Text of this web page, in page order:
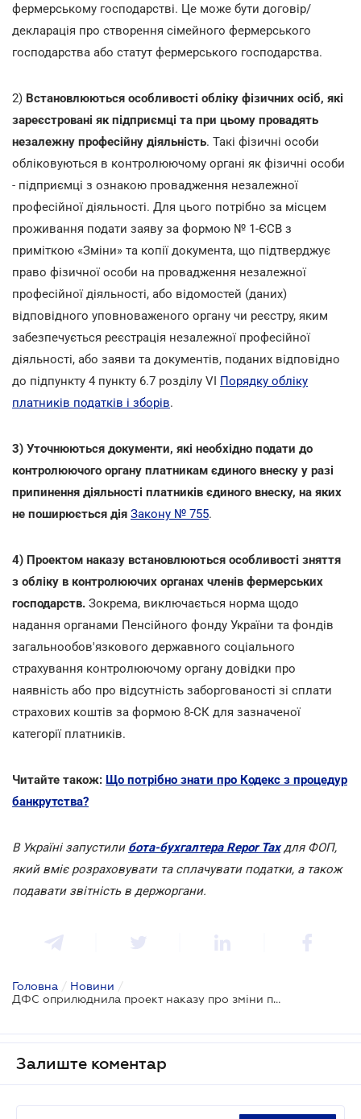
фермерському господарстві. Це може бути договір/
декларація про створення сімейного фермерського
господарства або статут фермерського господарства.
2) Встановлюються особливості обліку фізичних осіб, які
зареєстровані як підприємці та при цьому провадять
незалежну професійну діяльність. Такі фізичні особи
обліковуються в контролюючому органі як фізичні особи
- підприємці з ознакою провадження незалежної
професійної діяльності. Для цього потрібно за місцем
проживання подати заяву за формою № 1-ЄСВ з
приміткою «Зміни» та копії документа, що підтверджує
право фізичної особи на провадження незалежної
професійної діяльності, або відомостей (даних)
відповідного уповноваженого органу чи реєстру, яким
забезпечується реєстрація незалежної професійної
діяльності, або заяви та документів, поданих відповідно
до підпункту 4 пункту 6.7 розділу VI Порядку обліку
платників податків і зборів.
3) Уточнюються документи, які необхідно подати до
контролюючого органу платникам єдиного внеску у разі
припинення діяльності платників єдиного внеску, на яких
не поширюється дія Закону № 755.
4) Проектом наказу встановлюються особливості зняття
з обліку в контролюючих органах членів фермерських
господарств. Зокрема, виключається норма щодо
надання органами Пенсійного фонду України та фондів
загальнообов'язкового державного соціального
страхування контролюючому органу довідки про
наявність або про відсутність заборгованості зі сплати
страхових коштів за формою 8-СК для зазначеної
категорії платників.
Читайте також: Що потрібно знати про Кодекс з процедур
банкрутства?
В Україні запустили бота-бухгалтера Repor Taxдля ФОП,
який вміє розраховувати та сплачувати податки, а також
подавати звітність в держоргани.
Головна / Новини /
ДФС оприлюднила проект наказу про зміни порядку обліку платників ЄСВ
Залиште коментар